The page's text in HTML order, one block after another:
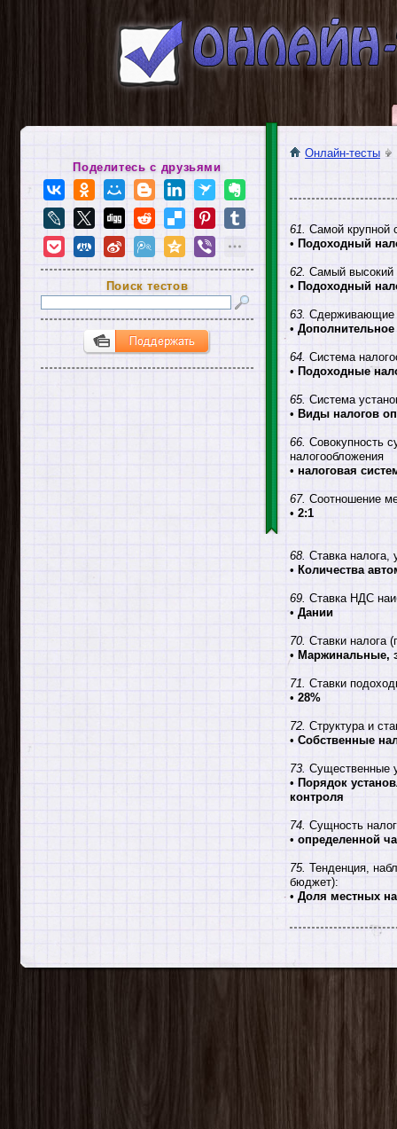
Онлайн-тесты
61. Самой крупной
• Подоходный
62. Самый высокий
• Подоходный
63. Сдерживающие
•
64. Система
• Подоходные
65. Система
• Виды налогов
66. Совокупность
налогообложения
• налоговая
67. Соотношение
• 2:1
68. Ставка налога,
• Количества
69. Ставка НДС
• Дании
70. Ставки налога
• Маржинальные,
71. Ставки
• 28%
72. Структура и
• Собственные
73. Существенные
• Порядок
контроля
74. Сущность
• определенной
75. Тенденция,
бюджет):
• Доля местных
Поделитесь с друзьями
Поиск тестов